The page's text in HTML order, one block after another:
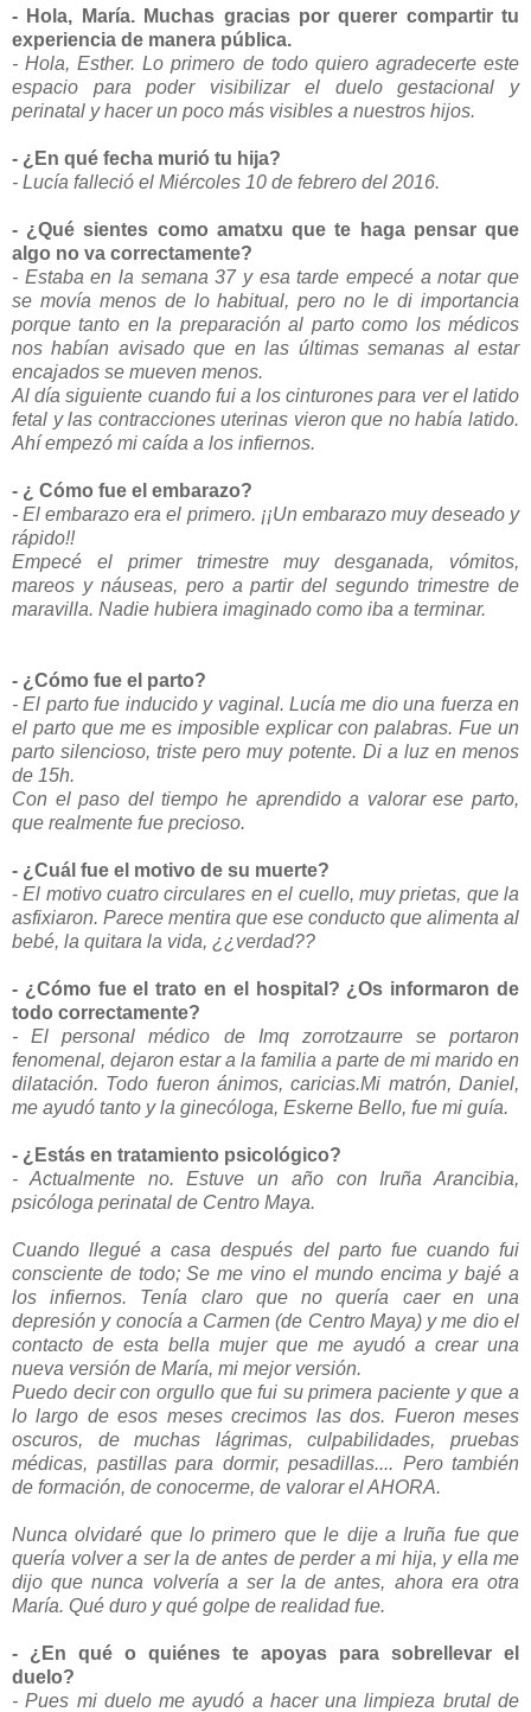
- Hola, María. Muchas gracias por querer compartir tu
experiencia de manera pública.
- Hola, Esther. Lo primero de todo quiero agradecerte este
espacio para poder visibilizar el duelo gestacional y
perinatal y hacer un poco más visibles a nuestros hijos.
- ¿En qué fecha murió tu hija?
- Lucía falleció el Miércoles 10 de febrero del 2016.
- ¿Qué sientes como amatxu que te haga pensar que
algo no va correctamente?
- Estaba en la semana 37 y esa tarde empecé a notar que
se movía menos de lo habitual, pero no le di importancia
porque tanto en la preparación al parto como los médicos
nos habían avisado que en las últimas semanas al estar
encajados se mueven menos.
Al día siguiente cuando fui a los cinturones para ver el latido
fetal y las contracciones uterinas vieron que no había latido.
Ahí empezó mi caída a los infiernos.
- ¿ Cómo fue el embarazo?
- El embarazo era el primero. ¡¡Un embarazo muy deseado y
rápido!!
Empecé el primer trimestre muy desganada, vómitos,
mareos y náuseas, pero a partir del segundo trimestre de
maravilla. Nadie hubiera imaginado como iba a terminar.
- ¿Cómo fue el parto?
- El parto fue inducido y vaginal. Lucía me dio una fuerza en
el parto que me es imposible explicar con palabras. Fue un
parto silencioso, triste pero muy potente. Di a luz en menos
de 15h.
Con el paso del tiempo he aprendido a valorar ese parto,
que realmente fue precioso.
- ¿Cuál fue el motivo de su muerte?
-El motivo cuatro circulares en el cuello, muy prietas, que la
asfixiaron. Parece mentira que ese conducto que alimenta al
bebé, la quitara la vida, ¿¿verdad??
- ¿Cómo fue el trato en el hospital? ¿Os informaron de
todo correctamente?
- El personal médico de Imq zorrotzaurre se portaron
fenomenal, dejaron estar a la familia a parte de mi marido en
dilatación. Todo fueron ánimos, caricias.Mi matrón, Daniel,
me ayudó tanto y la ginecóloga, Eskerne Bello, fue mi guía.
- ¿Estás en tratamiento psicológico?
- Actualmente no. Estuve un año con Iruña Arancibia,
psicóloga perinatal de Centro Maya.
Cuando llegué a casa después del parto fue cuando fui
consciente de todo; Se me vino el mundo encima y bajé a
los infiernos. Tenía claro que no quería caer en una
depresión y conocía a Carmen (de Centro Maya) y me dio el
contacto de esta bella mujer que me ayudó a crear una
nueva versión de María, mi mejor versión.
Puedo decir con orgullo que fui su primera paciente y que a
lo largo de esos meses crecimos las dos. Fueron meses
oscuros, de muchas lágrimas, culpabilidades, pruebas
médicas, pastillas para dormir, pesadillas.... Pero también
de formación, de conocerme, de valorar el AHORA.
Nunca olvidaré que lo primero que le dije a Iruña fue que
quería volver a ser la de antes de perder a mi hija, y ella me
dijo que nunca volvería a ser la de antes, ahora era otra
María. Qué duro y qué golpe de realidad fue.
- ¿En qué o quiénes te apoyas para sobrellevar el
duelo?
- Pues mi duelo me ayudó a hacer una limpieza brutal de